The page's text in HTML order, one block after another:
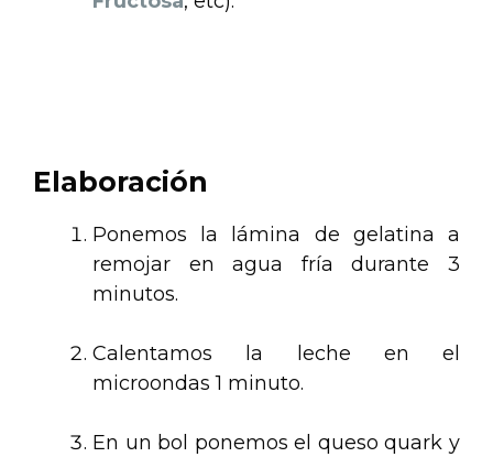
Elaboración
Ponemos la lámina de gelatina a
remojar en agua fría durante 3
minutos.
Calentamos la leche en el
microondas 1 minuto.
En un bol ponemos el queso quark y